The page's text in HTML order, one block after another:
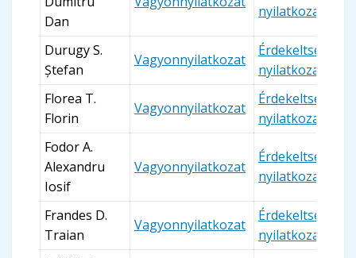
Dan
nyilatkozat
Durugy S.
Ștefan
Vagyonnyilatkozat
Érdekeltségi
nyilatkozat
Florea T.
Florin
Vagyonnyilatkozat
Érdekeltségi
nyilatkozat
Fodor A.
Alexandru
Iosif
Vagyonnyilatkozat
Érdekeltségi
nyilatkozat
Frandes D.
Traian
Vagyonnyilatkozat
Érdekeltségi
nyilatkozat